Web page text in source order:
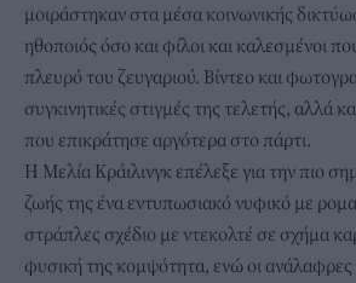
μοιράστηκαν στα μέσα κοινωνικής
ηθοποιός όσο και φίλοι και καλεσμένοι
πλευρό του ζευγαριού. Βίντεο και
συγκινητικές στιγμές της τελετής, αλλά
που επικράτησε αργότερα στο πάρτι.
Η Μελία Κράιλινγκ επέλεξε για την πιο
ζωής της ένα εντυπωσιακό νυφικό με
στράπλες σχέδιο με ντεκολτέ σε σχήμα
φυσική της κομψότητα, ενώ οι ανάλαφρες